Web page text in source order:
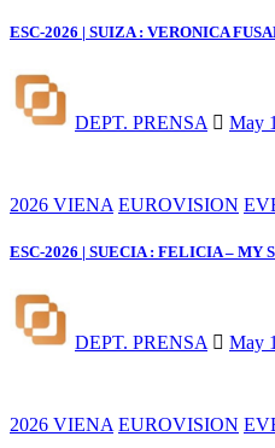
ESC-2026 | SUIZA : VERONICA
DEPT. PRENSA May
2026 VIENA EUROVISION
ESC-2026 | SUECIA : FELICIA – MY
DEPT. PRENSA May
2026 VIENA EUROVISION